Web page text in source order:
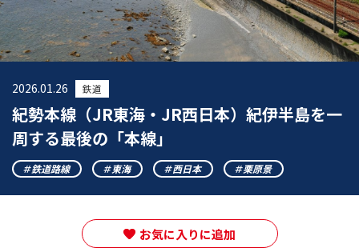
2026.01.26 鉄道
紀勢本線（JR東海・JR西日本）紀伊半島を一
周する最後の「本線」
鉄道路線 東海 西日本 栗原景
お気に入りに追加